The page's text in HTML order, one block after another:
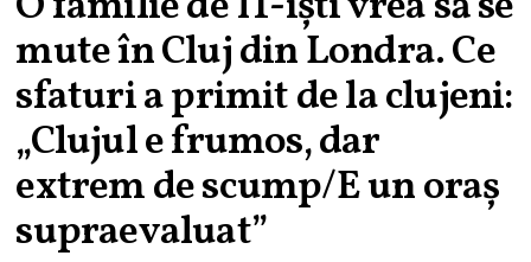
mute în Cluj din Londra. Ce
sfaturi a primit de la clujeni:
„Clujul e frumos, dar
extrem de scump/E un oraș
supraevaluat”